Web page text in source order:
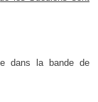
dans la bande de